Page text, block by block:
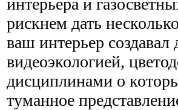
интерьера и
рискнем дать
ваш интерьер
видеоэкологией,
дисциплинами о
туманное